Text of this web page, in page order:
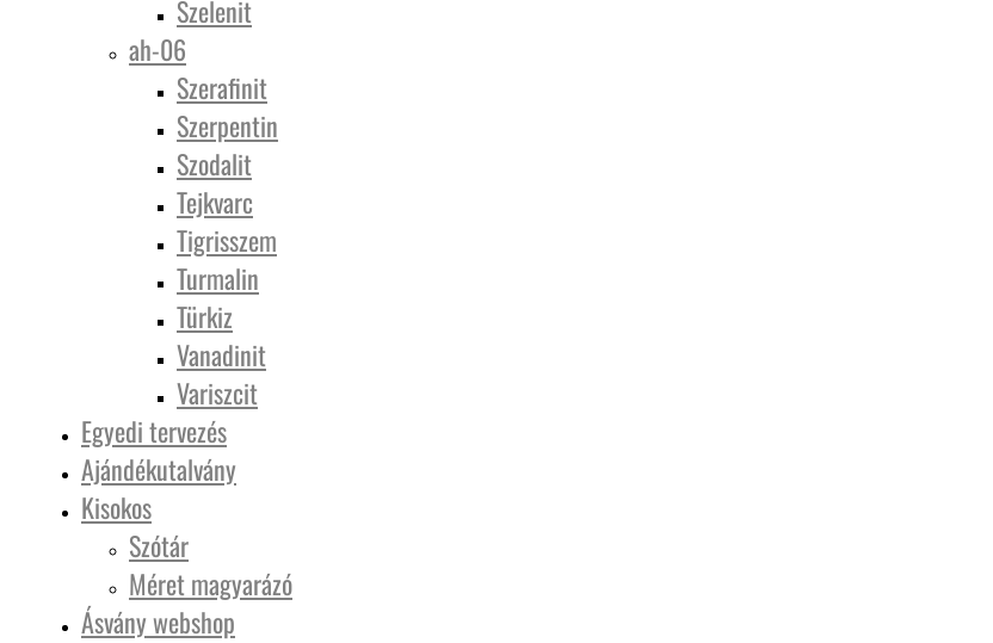
Szelenit
ah-06
Szerafinit
Szerpentin
Szodalit
Tejkvarc
Tigrisszem
Turmalin
Türkiz
Vanadinit
Variszcit
Egyedi tervezés
Ajándékutalvány
Kisokos
Szótár
Méret magyarázó
Ásvány webshop